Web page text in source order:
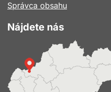
Správca obsahu
Nájdete nás